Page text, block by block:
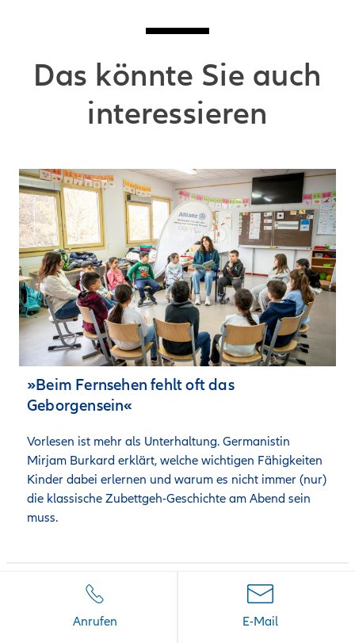
Das könnte Sie auch
interessieren
»Beim Fernsehen fehlt oft das
Geborgensein«
Vorlesen ist mehr als Unterhaltung. Germanistin
Mirjam Burkard erklärt, welche wichtigen Fähigkeiten
Kinder dabei erlernen und warum es nicht immer (nur)
die klassische Zubettgeh-Geschichte am Abend sein
muss.
Anrufen E-Mail